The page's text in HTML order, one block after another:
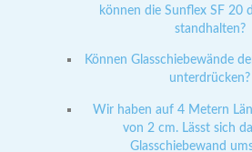
können die Sunflex SF 20
standhalten?
Können Glasschiebewände
unterdrücken?
Wir haben auf 4 Metern
von 2 cm. Lässt sich
Glasschiebewand